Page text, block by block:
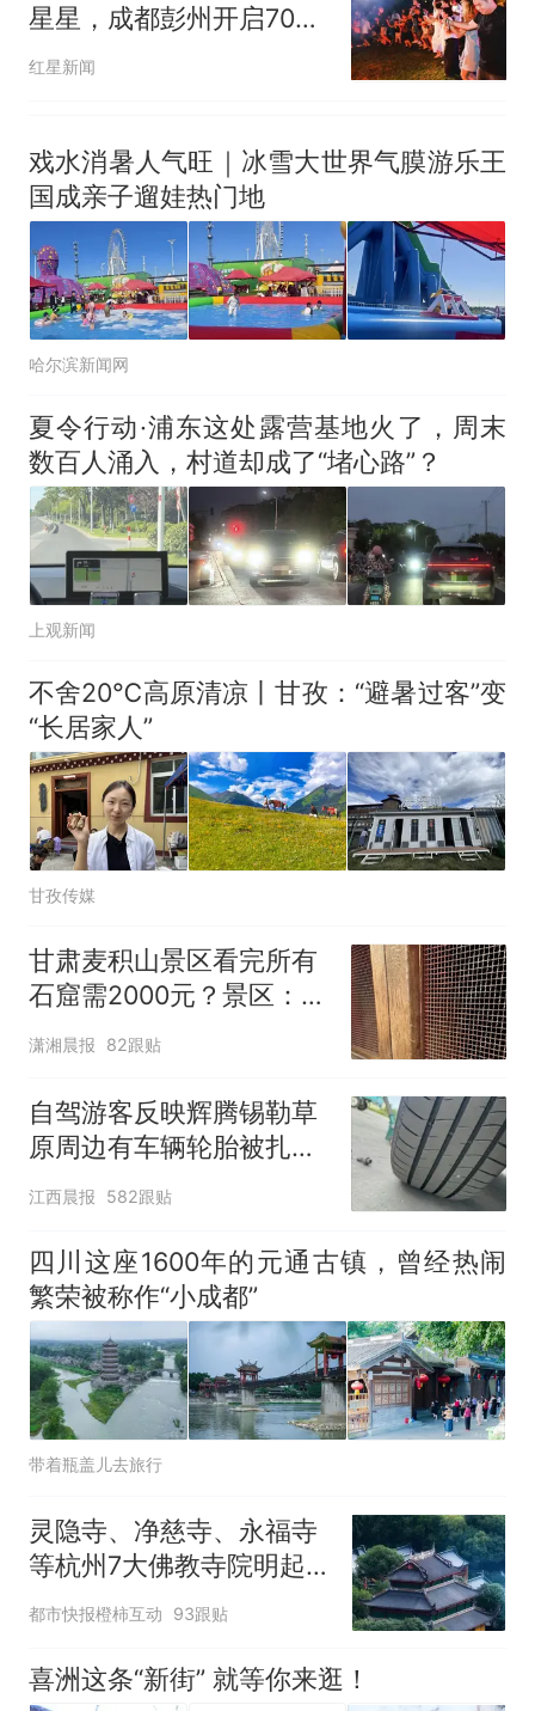
星星，成都彭州开启70余
天夏夜狂欢
红星新闻
戏水消暑人气旺｜冰雪大世界气膜游乐王
国成亲子遛娃热门地
哈尔滨新闻网
夏令行动·浦东这处露营基地火了，周末
数百人涌入，村道却成了“堵心路”？
上观新闻
不舍20℃高原清凉丨甘孜：“避暑过客”变
“长居家人”
甘孜传媒
甘肃麦积山景区看完所有
石窟需2000元？景区：部
分石窟受特别保护，游客
潇湘晨报 82跟贴
自驾游客反映辉腾锡勒草
原周边有车辆轮胎被扎，
修理店铺换胎价格高达千
江西晨报 582跟贴
四川这座1600年的元通古镇，曾经热闹
繁荣被称作“小成都”
带着瓶盖儿去旅行
灵隐寺、净慈寺、永福寺
等杭州7大佛教寺院明起
临时关闭，别跑空了
都市快报橙柿互动 93跟贴
喜洲这条“新街” 就等你来逛！